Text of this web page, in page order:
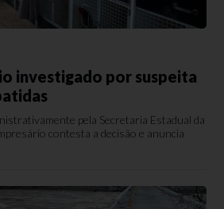
investigado por suspeita
pela Secretaria Estadual da
contesta a decisão e anuncia